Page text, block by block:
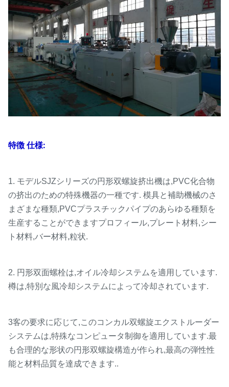
特徴 仕様:
1. モデルSJZシリーズの円形双螺旋挤出機は,PVC化合物
の挤出のための特殊機器の一種です. 模具と補助機械のさ
まざまな種類,PVCプラスチックパイプのあらゆる種類を
生産することができますプロフィール,プレート材料,シー
ト材料,バー材料,粒状.
2. 円形双面螺栓は,オイル冷却システムを適用しています.
樽は,特別な風冷却システムによって冷却されています.
3客の要求に応じて,このコンカル双螺旋エクストルーダー
システムは,特殊なコンピュータ制御を適用しています.最
も合理的な形状の円形双螺旋構造が作られ,最高の弾性性
能と材料品質を達成できます..